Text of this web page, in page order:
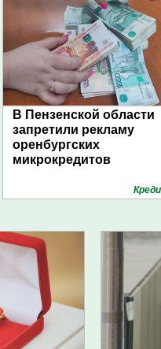
В Пензенской области
запретили рекламу
оренбургских
микрокредитов